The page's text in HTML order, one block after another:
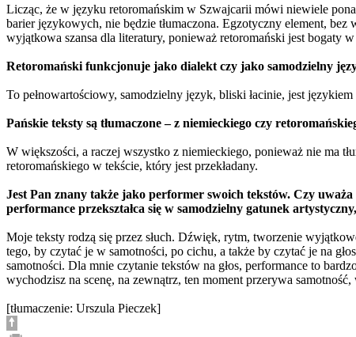
Licząc, że w języku retoromańskim w Szwajcarii mówi niewiele
barier językowych, nie będzie tłumaczona. Egzotyczny element,
wyjątkowa szansa dla literatury, ponieważ retoromański jest bogaty
Retoromański funkcjonuje jako dialekt czy jako samodzielny
To pełnowartościowy, samodzielny język, bliski łacinie, jest
Pańskie teksty są tłumaczone – z niemieckiego czy
W większości, a raczej wszystko z niemieckiego, ponieważ nie ma
retoromańskiego w tekście, który jest przekładany.
Jest Pan znany także jako performer swoich tekstów. Czy
performance przekształca się w samodzielny gatunek
Moje teksty rodzą się przez słuch. Dźwięk, rytm, tworzenie
tego, by czytać je w samotności, po cichu, a także by czytać je na
samotności. Dla mnie czytanie tekstów na głos, performance to
wychodzisz na scenę, na zewnątrz, ten moment przerywa
[tłumaczenie: Urszula Pieczek]